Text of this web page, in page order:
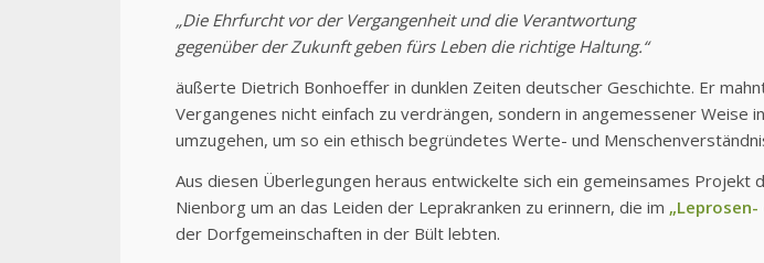
„Die Ehrfurcht vor der Vergangenheit und die Verantwortung
gegenüber der Zukunft geben fürs Leben die richtige Haltung.“
äußerte Dietrich Bonhoeffer in dunklen Zeiten deutscher Geschichte. Er
Vergangenes nicht einfach zu verdrängen, sondern in angemessener Weise
umzugehen, um so ein ethisch begründetes Werte- und
Aus diesen Überlegungen heraus entwickelte sich ein gemeinsames Projekt
Nienborg um an das Leiden der Leprakranken zu erinnern, die im „Leprosen-
der Dorfgemeinschaften in der Bült lebten.